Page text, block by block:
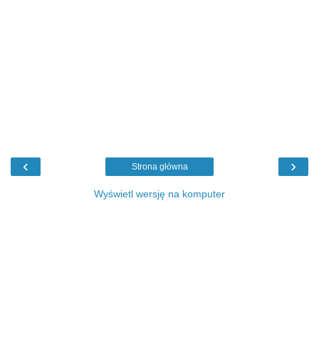
‹ ›
Strona główna
Wyświetl wersję na komputer